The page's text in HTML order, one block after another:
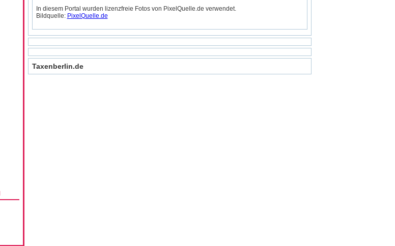
In diesem Portal wurden lizenzfreie Fotos von PixelQuelle.de verwendet.
Bildquelle: PixelQuelle.de
Taxenberlin.de